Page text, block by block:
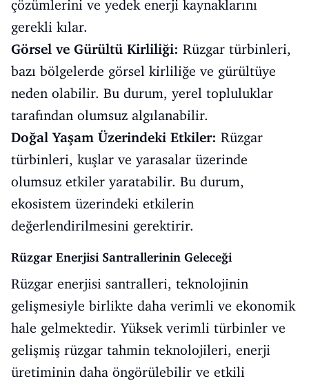
çözümlerini ve yedek enerji kaynaklarını
gerekli kılar.
Görsel ve Gürültü Kirliliği: Rüzgar türbinleri,
bazı bölgelerde görsel kirliliğe ve gürültüye
neden olabilir. Bu durum, yerel topluluklar
tarafından olumsuz algılanabilir.
Doğal Yaşam Üzerindeki Etkiler: Rüzgar
türbinleri, kuşlar ve yarasalar üzerinde
olumsuz etkiler yaratabilir. Bu durum,
ekosistem üzerindeki etkilerin
değerlendirilmesini gerektirir.
Rüzgar Enerjisi Santrallerinin Geleceği
Rüzgar enerjisi santralleri, teknolojinin
gelişmesiyle birlikte daha verimli ve ekonomik
hale gelmektedir. Yüksek verimli türbinler ve
gelişmiş rüzgar tahmin teknolojileri, enerji
üretiminin daha öngörülebilir ve etkili